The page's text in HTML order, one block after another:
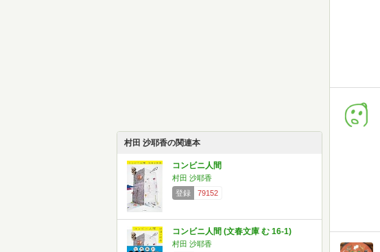
村田 沙耶香の関連本
コンビニ人間
村田 沙耶香
登録
79152
コンビニ人間 (文春文庫 む 16-1)
村田 沙耶香